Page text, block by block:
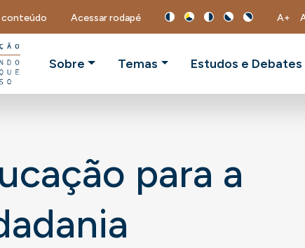
conteúdo Acessar rodapé A+
Sobre Temas Estudos e Debates
para a